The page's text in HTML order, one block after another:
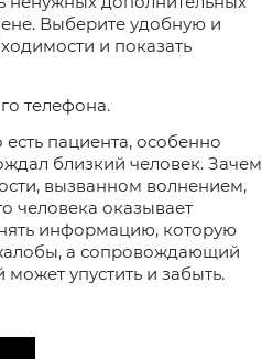
Выберите удобную и
и показать
телефона.
пациента, особенно
близкий человек. Зачем
вызванном волнением,
человека оказывает
информацию, которую
а сопровождающий
может упустить и забыть.